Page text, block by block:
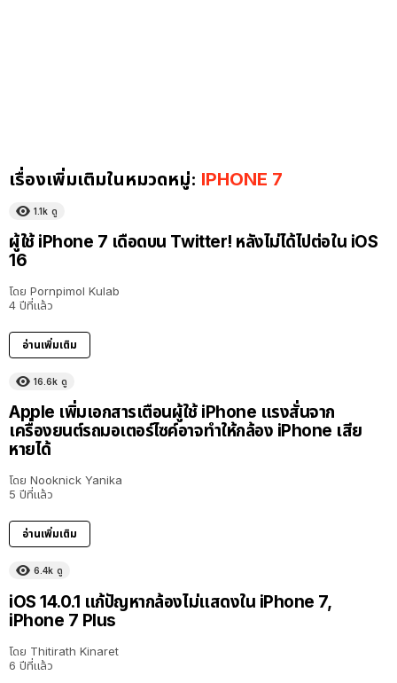
เรื่องเพิ่มเติมในหมวดหมู่: IPHONE 7
1.1k ดู
ผู้ใช้ iPhone 7 เดือดบน Twitter! หลังไม่ได้ไปต่อใน iOS
16
โดย Pornpimol Kulab
4 ปีที่แล้ว
อ่านเพิ่มเติม
16.6k ดู
Apple เพิ่มเอกสารเตือนผู้ใช้ iPhone แรงสั่นจาก
เครื่องยนต์รถมอเตอร์ไซค์อาจทำให้กล้อง iPhone เสีย
หายได้
โดย Nooknick Yanika
5 ปีที่แล้ว
อ่านเพิ่มเติม
6.4k ดู
iOS 14.0.1 แก้ปัญหากล้องไม่แสดงใน iPhone 7,
iPhone 7 Plus
โดย Thitirath Kinaret
6 ปีที่แล้ว